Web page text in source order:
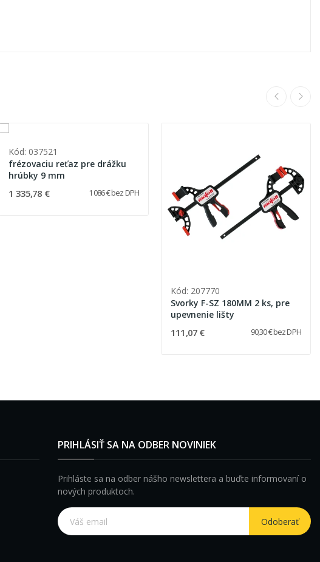
Kód: 037521
frézovaciu reťaz pre drážku
hrúbky 9 mm
1 335,78 € 1 086 € bez DPH
Kód: 207770
Svorky F-SZ 180MM 2 ks, pre
upevnenie lišty
111,07 € 90,30 € bez DPH
PRIHLÁSIŤ SA NA ODBER NOVINIEK
Prihláste sa na odber nášho newslettera a buďte informovaní o
nových produktoch.
Odoberať